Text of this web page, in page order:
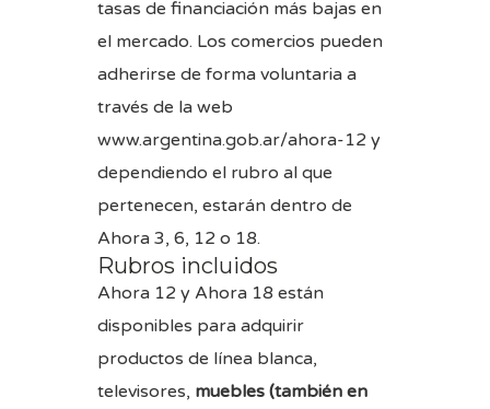
tasas de financiación más bajas en
el mercado. Los comercios pueden
adherirse de forma voluntaria a
través de la web
www.argentina.gob.ar/ahora-12 y
dependiendo el rubro al que
pertenecen, estarán dentro de
Ahora 3, 6, 12 o 18.
Rubros incluidos
Ahora 12 y Ahora 18 están
disponibles para adquirir
productos de línea blanca,
televisores, muebles (también en